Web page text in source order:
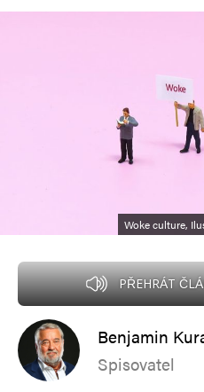
Woke culture,
PŘEHRÁT
Benjamin
Spisovatel